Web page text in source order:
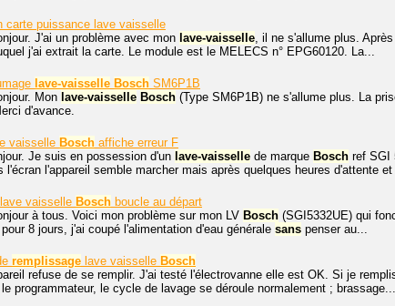
carte puissance lave vaisselle
J'ai un problème avec mon lave-vaisselle, il ne s'allume plus.
j'ai extrait la carte. Le module est le MELECS n° EPG60120. La...
lave-vaisselle Bosch SM6P1B
Mon lave-vaisselle Bosch (Type SM6P1B) ne s'allume plus. La
d'avance.
vaisselle Bosch affiche erreur F
Je suis en possession d'un lave-vaisselle de marque Bosch ref SGI
l'écran l'appareil semble marcher mais après quelques heures d'attente
vaisselle Bosch boucle au départ
à tous. Voici mon problème sur mon LV Bosch (SGI5332UE) qui
8 jours, j'ai coupé l'alimentation d'eau générale sans penser au...
remplissage lave vaisselle Bosch
refuse de se remplir. J'ai testé l'électrovanne elle est OK. Si je
programmateur, le cycle de lavage se déroule normalement ; brassage...